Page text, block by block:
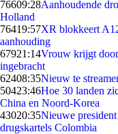
76609:28Aanhoudende
Holland
76419:57XR blokkeert
aanhouding
67921:14Vrouw krijgt
ingebracht
62408:35Nieuw te
50423:46Hoe 30 landen
China en Noord-Korea
43020:35Nieuwe
drugskartels Colombia